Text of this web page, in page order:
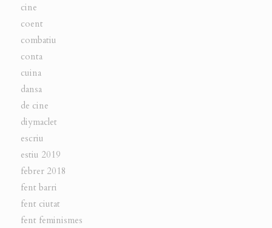
cine
coent
combatiu
conta
cuina
dansa
de cine
diymaclet
escriu
estiu 2019
febrer 2018
fent barri
fent ciutat
fent feminismes